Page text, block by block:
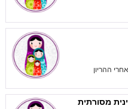
ההריון
מסורתית